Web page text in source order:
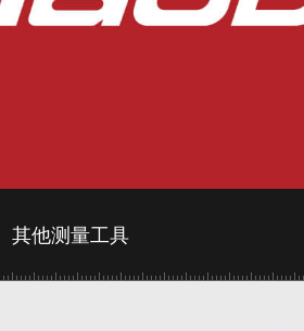
其他测量工具